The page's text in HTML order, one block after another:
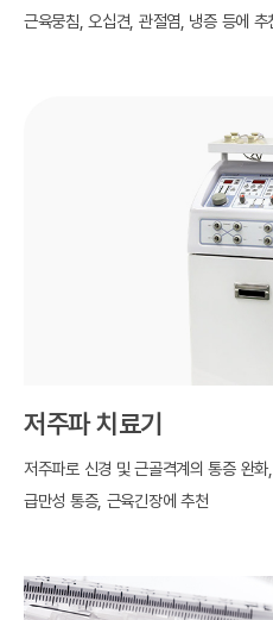
근육뭉침, 오십견, 관절염, 냉증 등에 추
저주파 치료기
저주파로 신경 및 근골격계의 통증 완
급만성 통증, 근육긴장에 추천